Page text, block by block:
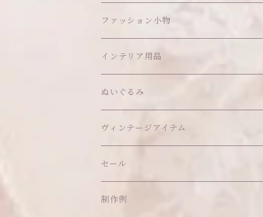
ワンピース
アウター
トップス
ボトムス
ファッション小物
ヘッドアイテム
ヘアクリップ
ヘッドドレス
アクセサリー
イヤリング
ピアス
ソックス
バッグ
ショルダーバッグ
ポーチ
インテリア用品
オブジェ
ウォールデコ
その他
ティッシュケース
クッション・座布団
ハンガー
ぬいぐるみ
ぬいちゃん本体
アクセサリー
ヘッドドレス Sサイズ
アウトフィット
ヴィンテージアイテム
セール
制作例